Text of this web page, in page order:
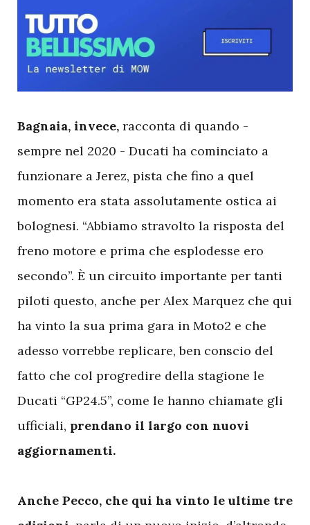
Bagnaia, invece, racconta di quando -
sempre nel 2020 - Ducati ha cominciato a
funzionare a Jerez, pista che fino a quel
momento era stata assolutamente ostica ai
bolognesi. “Abbiamo stravolto la risposta del
freno motore e prima che esplodesse ero
secondo”. È un circuito importante per tanti
piloti questo, anche per Alex Marquez che qui
ha vinto la sua prima gara in Moto2 e che
adesso vorrebbe replicare, ben conscio del
fatto che col progredire della stagione le
Ducati “GP24.5”, come le hanno chiamate gli
ufficiali, prendano il largo con nuovi
aggiornamenti.
Anche Pecco, che qui ha vinto le ultime tre